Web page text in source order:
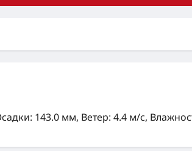
143.0 мм, Ветер: 4.4 м/с,